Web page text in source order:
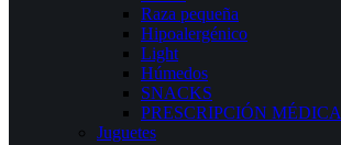
Raza pequeña
Hipoalergénico
Light
Húmedos
SNACKS
PRESCRIPCIÓN MÉDICA
Juguetes